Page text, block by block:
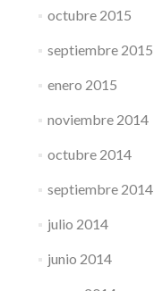
octubre 2015
septiembre 2015
enero 2015
noviembre 2014
octubre 2014
septiembre 2014
julio 2014
junio 2014